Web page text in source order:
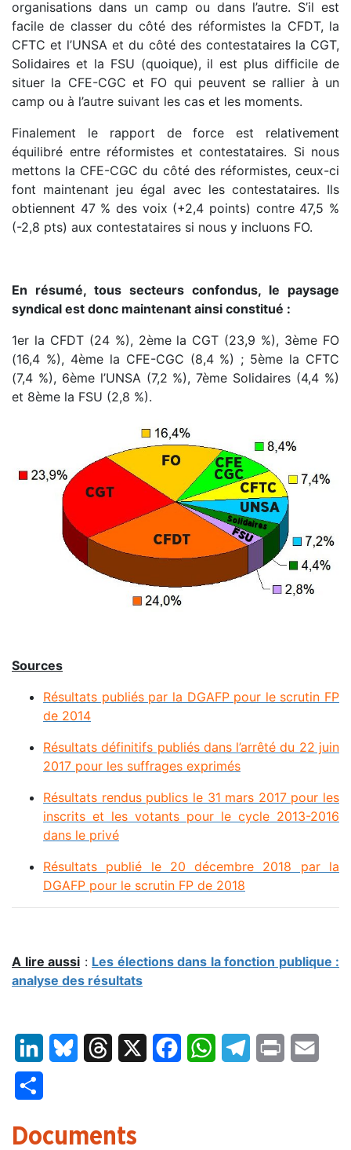
organisations dans un camp ou dans l’autre. S’il est
facile de classer du côté des réformistes la CFDT, la
CFTC et l’UNSA et du côté des contestataires la CGT,
Solidaires et la FSU (quoique), il est plus difficile de
situer la CFE-CGC et FO qui peuvent se rallier à un
camp ou à l’autre suivant les cas et les moments.
Finalement le rapport de force est relativement
équilibré entre réformistes et contestataires. Si nous
mettons la CFE-CGC du côté des réformistes, ceux-ci
font maintenant jeu égal avec les contestataires. Ils
obtiennent 47 % des voix (+2,4 points) contre 47,5 %
(-2,8 pts) aux contestataires si nous y incluons FO.
En résumé, tous secteurs confondus, le paysage
syndical est donc maintenant ainsi constitué :
1er la CFDT (24 %), 2ème la CGT (23,9 %), 3ème FO
(16,4 %), 4ème la CFE-CGC (8,4 %) ; 5ème la CFTC
(7,4 %), 6ème l’UNSA (7,2 %), 7ème Solidaires (4,4 %)
et 8ème la FSU (2,8 %).
Sources
Résultats publiés par la DGAFP pour le scrutin FP
de 2014
Résultats définitifs publiés dans l’arrêté du 22 juin
2017 pour les suffrages exprimés
Résultats rendus publics le 31 mars 2017 pour les
inscrits et les votants pour le cycle 2013-2016
dans le privé
Résultats publié le 20 décembre 2018 par la
DGAFP pour le scrutin FP de 2018
A lire aussi : Les élections dans la fonction publique :
analyse des résultats
LinkedInBluesky Threads FacebookWhatsAppTelegram
Print
Documents